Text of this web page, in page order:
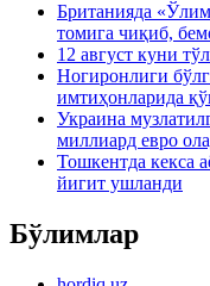
Британияда
томига чиқиб,
12 август куни
Ногиронлиги
имтиҳонларида
Украина
миллиард евро
Тошкентда кекса
йигит ушланди
Бўлимлар